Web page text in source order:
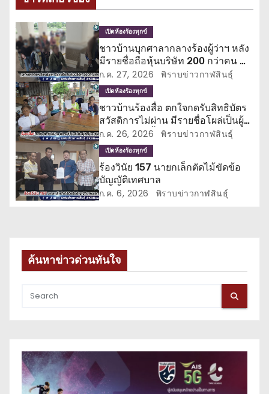
แ
น
ว
เ
รื่
อ
ง
เปิดห้องร้องทุกข์
ชาวบ้านบุกศาลากลางร้องผู้ว่าฯ หลัง
มีรายชื่อถือหุ้นบริษัท 200 กว่าคน ทำ
ชวดสิทธิบัตรสวัสดิการแห่งรัฐ
ก.ค. 27, 2026 พิราบข่าวกาฬสินธุ์
เปิดห้องร้องทุกข์
ชาวบ้านร้องสื่อ ตกใจกดรับสิทธิบัตร
สวัสดิการไม่ผ่าน มีรายชื่อโผล่เป็นผู้
ถือหุ้นบริษัทตั้งแต่ปี 64
ก.ค. 26, 2026 พิราบข่าวกาฬสินธุ์
เปิดห้องร้องทุกข์
ร้องวินัย 157 นายกเล็กตัดไม้ขัดข้อ
บัญญัติเทศบาล
ก.ค. 6, 2026 พิราบข่าวกาฬสินธุ์
ค้นหาข่าวด่วนทันใจ